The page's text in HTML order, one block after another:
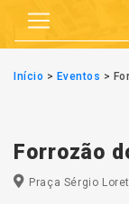
Início > Eventos >
Forrozão
Praça Sérgio